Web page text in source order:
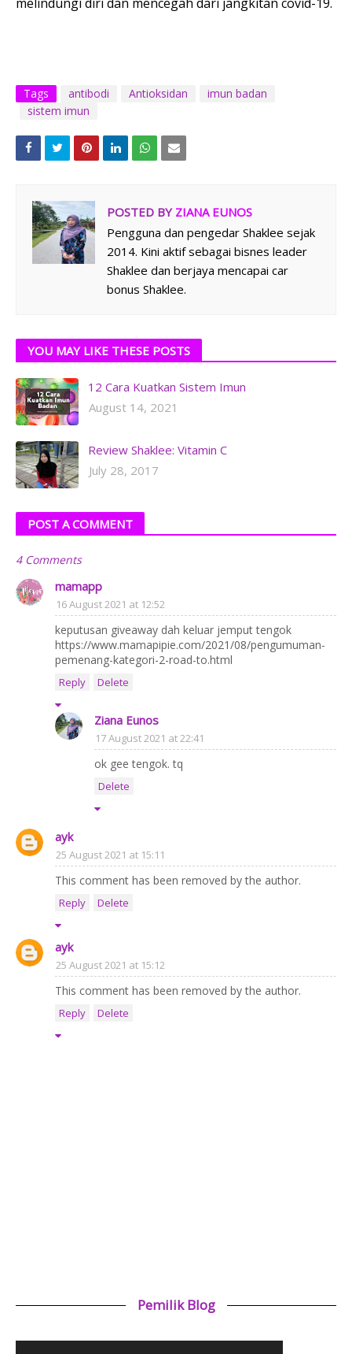
Tags antibodi Antioksidan
imun badan
sistem imun
POSTED BYZIANA EUNOS
Pengguna dan pengedar Shaklee sejak
2014. Kini aktif sebagai bisnes leader
Shaklee dan berjaya mencapai car
bonus Shaklee.
YOU MAY LIKE THESE POSTS
12 Cara Kuatkan Sistem Imun
August 14, 2021
Review Shaklee: Vitamin C
July 28, 2017
POST A COMMENT
4 Comments
mamapp
16 August 2021 at 12:52
keputusan giveaway dah keluar jemput tengok
https://www.mamapipie.com/2021/08/pengumuman-
pemenang-kategori-2-road-to.html
Reply Delete
Ziana Eunos
17 August 2021 at 22:41
ok gee tengok. tq
Delete
ayk
25 August 2021 at 15:11
This comment has been removed by the author.
Reply Delete
ayk
25 August 2021 at 15:12
This comment has been removed by the author.
Reply Delete
Pemilik Blog